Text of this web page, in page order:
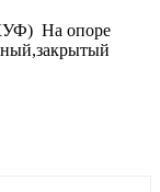
На опоре